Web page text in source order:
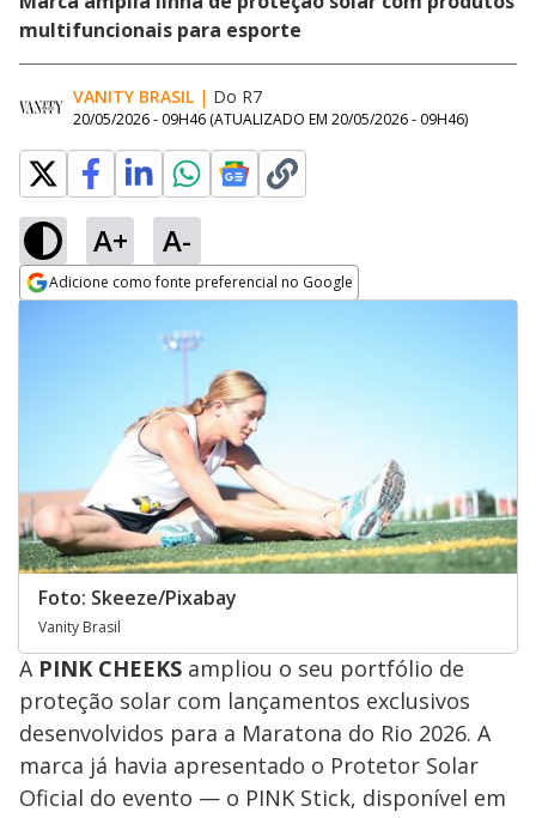
multifuncionais para esporte
VANITY BRASIL | Do R7
20/05/2026 - 09H46 (ATUALIZADO EM 20/05/2026 - 09H46)
A+ A-
Adicione como fonte preferencial no Google
Foto: Skeeze/Pixabay
Vanity Brasil
A PINK CHEEKS ampliou o seu portfólio de
proteção solar com lançamentos exclusivos
desenvolvidos para a Maratona do Rio 2026. A
marca já havia apresentado o Protetor Solar
Oficial do evento — o PINK Stick, disponível em